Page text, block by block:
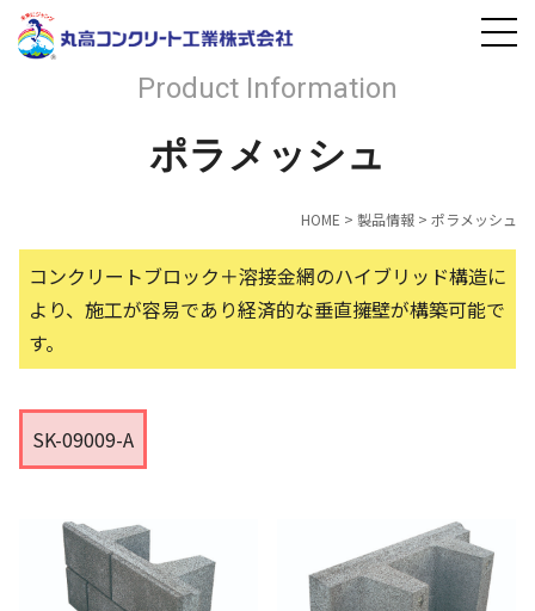
Product Information
ポラメッシュ
HOME > 製品情報 > ポラメッシュ
コンクリートブロック＋溶接金網のハイブリッド構造に
より、施工が容易であり経済的な垂直擁壁が構築可能で
す。
SK-09009-A